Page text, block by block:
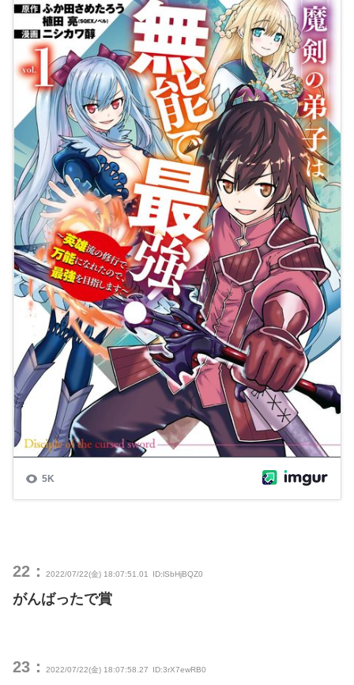
22： 2022/07/22(金) 18:07:51.01 ID:lSbHjBQZ0
がんばったで賞
23： 2022/07/22(金) 18:07:58.27 ID:3rX7ewRB0